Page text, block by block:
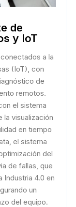
de
y IoT
a la
(IoT), con
de
remotos.
el sistema
la visualización
en tiempo
el sistema
del
de fallas, que
Industria 4.0 en
un
del equipo.